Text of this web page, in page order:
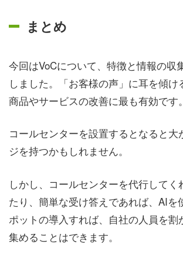
まとめ
今回はVoCについて、特徴と情報の収
しました。「お客様の声」に耳を傾け
商品やサービスの改善に最も有効です。
コールセンターを設置するとなると大
ジを持つかもしれません。
しかし、コールセンターを代行してく
たり、簡単な受け答えであれば、AIを
ポットの導入すれば、自社の人員を割
集めることはできます。